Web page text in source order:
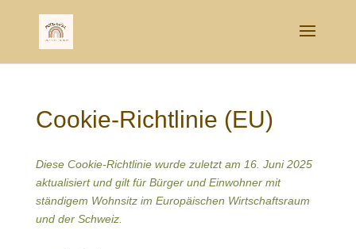
Cookie-Richtlinie (EU)
Diese Cookie-Richtlinie wurde zuletzt am 16. Juni 2025
aktualisiert und gilt für Bürger und Einwohner mit
ständigem Wohnsitz im Europäischen Wirtschaftsraum
und der Schweiz.